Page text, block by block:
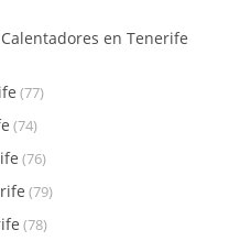
en Tenerife
(77)
(74)
(76)
(79)
(78)